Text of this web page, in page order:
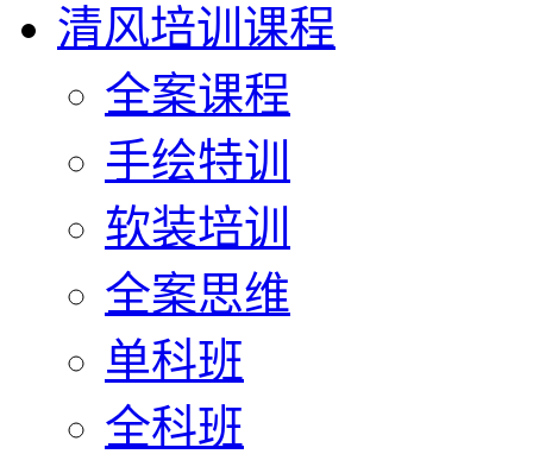
清风培训课程
全案课程
手绘特训
软装培训
全案思维
单科班
全科班